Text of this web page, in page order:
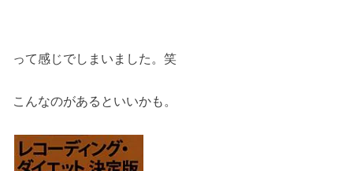
って感じでしまいました。笑
こんなのがあるといいかも。